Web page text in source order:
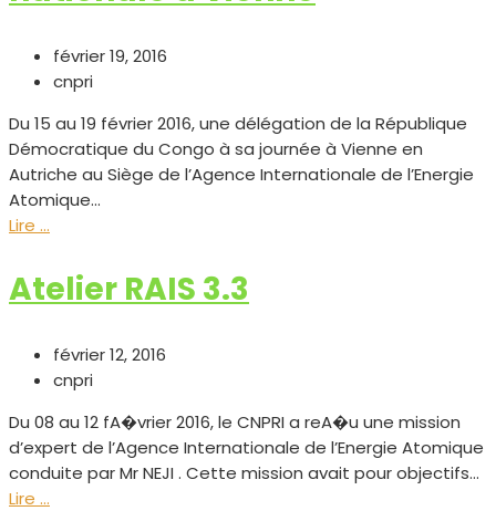
février 19, 2016
cnpri
Du 15 au 19 février 2016, une délégation de la République
Démocratique du Congo à sa journée à Vienne en
Autriche au Siège de l’Agence Internationale de l’Energie
Atomique...
Lire ...
Atelier RAIS 3.3
février 12, 2016
cnpri
Du 08 au 12 fA�vrier 2016, le CNPRI a reA�u une mission
d’expert de l’Agence Internationale de l’Energie Atomique
conduite par Mr NEJI . Cette mission avait pour objectifs...
Lire ...